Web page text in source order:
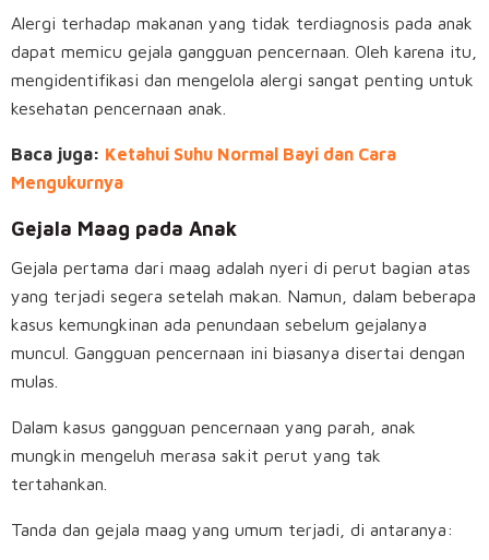
Alergi terhadap makanan yang tidak terdiagnosis pada anak
dapat memicu gejala gangguan pencernaan. Oleh karena itu,
mengidentifikasi dan mengelola alergi sangat penting untuk
kesehatan pencernaan anak.
Baca juga: Ketahui Suhu Normal Bayi dan Cara
Mengukurnya
Gejala Maag pada Anak
Gejala pertama dari maag adalah nyeri di perut bagian atas
yang terjadi segera setelah makan. Namun, dalam beberapa
kasus kemungkinan ada penundaan sebelum gejalanya
muncul. Gangguan pencernaan ini biasanya disertai dengan
mulas.
Dalam kasus gangguan pencernaan yang parah, anak
mungkin mengeluh merasa sakit perut yang tak
tertahankan.
Tanda dan gejala maag yang umum terjadi, di antaranya: